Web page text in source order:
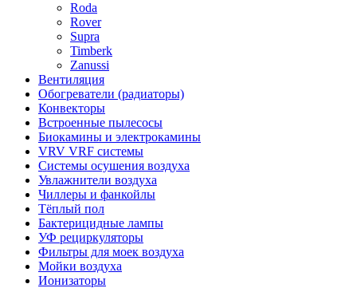
Roda
Rover
Supra
Timberk
Zanussi
Вентиляция
Обогреватели (радиаторы)
Конвекторы
Встроенные пылесосы
Биокамины и электрокамины
VRV VRF системы
Системы осушения воздуха
Увлажнители воздуха
Чиллеры и фанкойлы
Тёплый пол
Бактерицидные лампы
УФ рециркуляторы
Фильтры для моек воздуха
Мойки воздуха
Ионизаторы